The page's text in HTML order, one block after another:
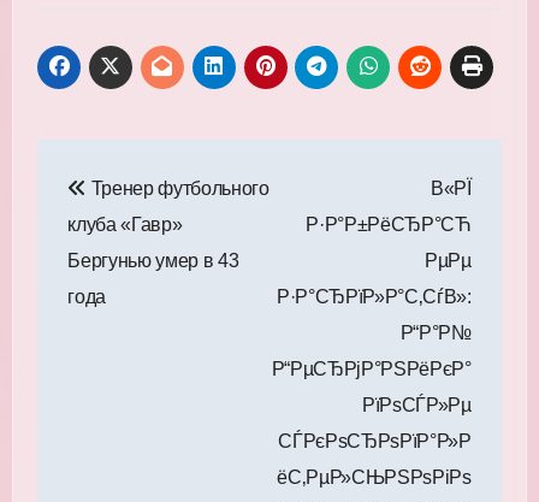
по
записям
Тренер футбольного
клуба «Гавр»
Бергунью умер в 43
года
В«РЇ
Р·Р°Р±РёСЂР°СЋ
РµРµ
Р·Р°СЂРїР»Р°С‚СѓВ»:
Р“Р°Р№
Р“РµСЂРјР°РЅРёРєР°
РїРѕСЃР»Рµ
СЃРєРѕСЂРѕРїР°Р»Р
ёС‚РµР»СЊРЅРѕРіРѕ